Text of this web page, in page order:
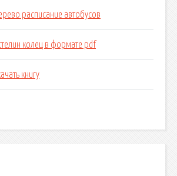
расписание автобусов
колец в формате pdf
книгу